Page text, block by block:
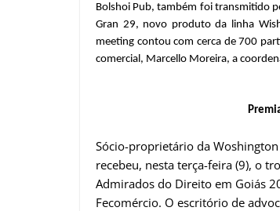
Bolshoi Pub, também foi transmitido
Gran 29, novo produto da linha
meeting contou com cerca de 700
comercial, Marcello Moreira, a
Sócio-proprietário da
recebeu, nesta terça-feira (9), o
Admirados do Direito em Goiás
Fecomércio. O escritório de